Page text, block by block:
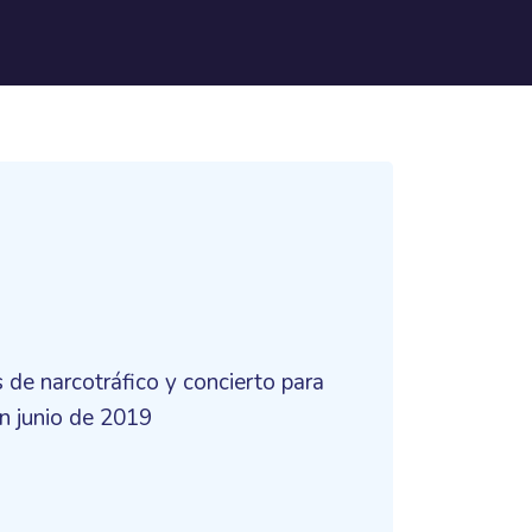
narcotráfico y concierto para
junio de 2019